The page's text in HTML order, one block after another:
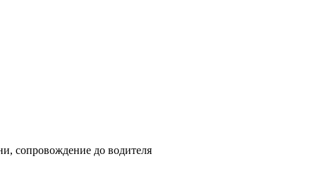
сопровождение до водителя